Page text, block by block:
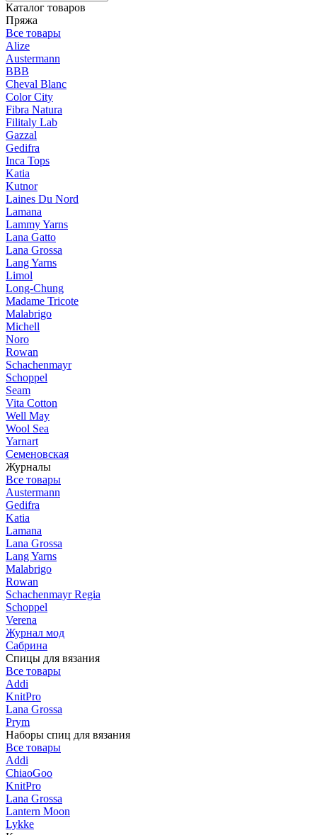
Каталог товаров
Пряжа
Все товары
Alize
Austermann
BBB
Cheval Blanc
Color City
Fibra Natura
Filitaly Lab
Gazzal
Gedifra
Inca Tops
Katia
Kutnor
Laines Du Nord
Lamana
Lammy Yarns
Lana Gatto
Lana Grossa
Lang Yarns
Limol
Long-Chung
Madame Tricote
Malabrigo
Michell
Noro
Rowan
Schachenmayr
Schoppel
Seam
Vita Cotton
Well May
Wool Sea
Yarnart
Семеновская
Журналы
Все товары
Austermann
Gedifra
Katia
Lamana
Lana Grossa
Lang Yarns
Malabrigo
Rowan
Schachenmayr Regia
Schoppel
Verena
Журнал мод
Сабрина
Спицы для вязания
Все товары
Addi
KnitPro
Lana Grossa
Prym
Наборы спиц для вязания
Все товары
Addi
ChiaoGoo
KnitPro
Lana Grossa
Lantern Moon
Lykke